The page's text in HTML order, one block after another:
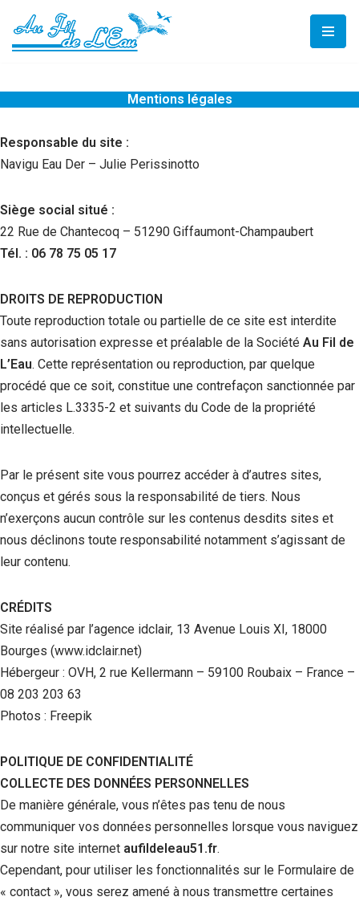
Aller
contenu
Mentions légales
Responsable du site :
Navigu Eau Der – Julie Perissinotto
Siège social situé :
22 Rue de Chantecoq – 51290 Giffaumont-Champaubert
Tél. : 06 78 75 05 17
DROITS DE REPRODUCTION
Toute reproduction totale ou partielle de ce site est interdite
sans autorisation expresse et préalable de la Société Au Fil de
L’Eau. Cette représentation ou reproduction, par quelque
procédé que ce soit, constitue une contrefaçon sanctionnée par
les articles L.3335-2 et suivants du Code de la propriété
intellectuelle.
Par le présent site vous pourrez accéder à d’autres sites,
conçus et gérés sous la responsabilité de tiers. Nous
n’exerçons aucun contrôle sur les contenus desdits sites et
nous déclinons toute responsabilité notamment s’agissant de
leur contenu.
CRÉDITS
Site réalisé par l’agence idclair, 13 Avenue Louis XI, 18000
Bourges (www.idclair.net)
Hébergeur : OVH, 2 rue Kellermann – 59100 Roubaix – France –
08 203 203 63
Photos : Freepik
POLITIQUE DE CONFIDENTIALITÉ
COLLECTE DES DONNÉES PERSONNELLES
De manière générale, vous n’êtes pas tenu de nous
communiquer vos données personnelles lorsque vous naviguez
sur notre site internet aufildeleau51.fr.
Cependant, pour utiliser les fonctionnalités sur le Formulaire de
« contact », vous serez amené à nous transmettre certaines